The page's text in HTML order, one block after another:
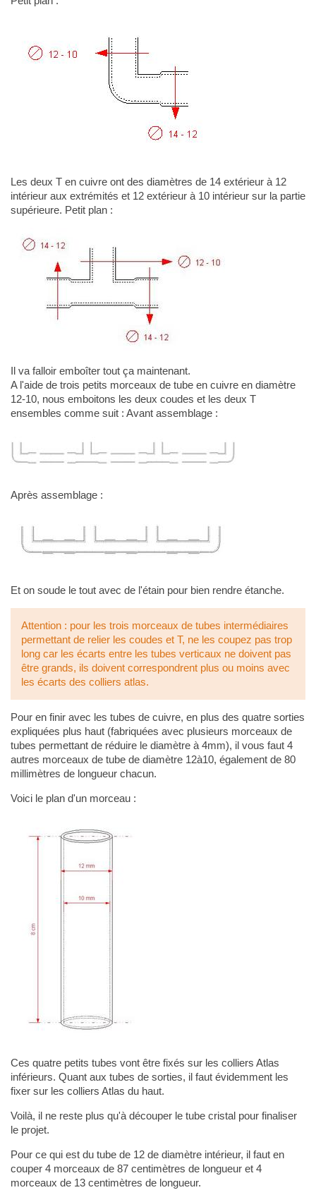
Les deux T en cuivre ont des diamètres de 14 extérieur à 12
intérieur aux extrémités et 12 extérieur à 10 intérieur sur la partie
supérieure. Petit plan :
Il va falloir emboîter tout ça maintenant.
A l'aide de trois petits morceaux de tube en cuivre en diamètre
12-10, nous emboitons les deux coudes et les deux T
ensembles comme suit : Avant assemblage :
Après assemblage :
Et on soude le tout avec de l'étain pour bien rendre étanche.
Attention : pour les trois morceaux de tubes intermédiaires
permettant de relier les coudes et T, ne les coupez pas trop
long car les écarts entre les tubes verticaux ne doivent pas
être grands, ils doivent correspondrent plus ou moins avec
les écarts des colliers atlas.
Pour en finir avec les tubes de cuivre, en plus des quatre sorties
expliquées plus haut (fabriquées avec plusieurs morceaux de
tubes permettant de réduire le diamètre à 4mm), il vous faut 4
autres morceaux de tube de diamètre 12à10, également de 80
millimètres de longueur chacun.
Voici le plan d'un morceau :
Ces quatre petits tubes vont être fixés sur les colliers Atlas
inférieurs. Quant aux tubes de sorties, il faut évidemment les
fixer sur les colliers Atlas du haut.
Voilà, il ne reste plus qu'à découper le tube cristal pour finaliser
le projet.
Pour ce qui est du tube de 12 de diamètre intérieur, il faut en
couper 4 morceaux de 87 centimètres de longueur et 4
morceaux de 13 centimètres de longueur.